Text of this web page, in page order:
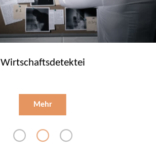
Wirtschaftsdetektei
Mehr